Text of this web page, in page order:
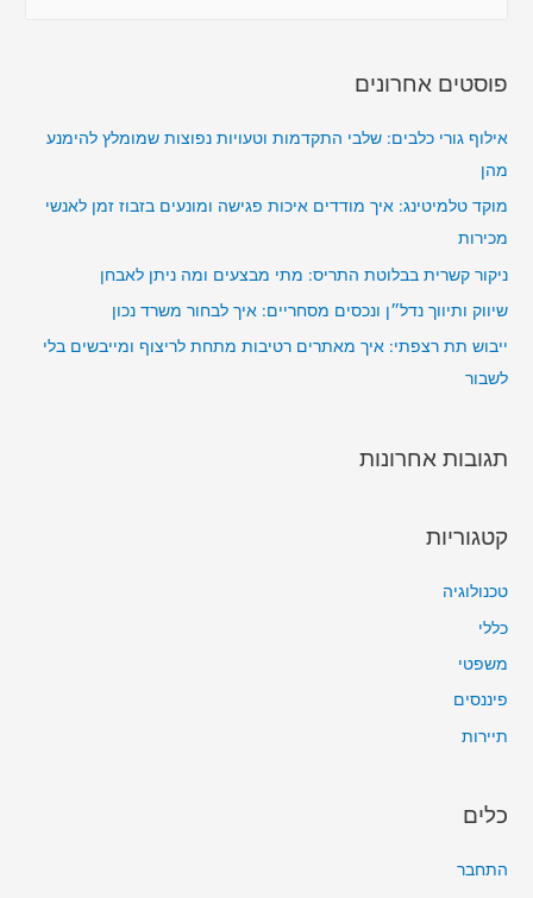
ופרודוקטיביות :
פוסטים אחרונים
אילוף גורי כלבים: שלבי התקדמות וטעויות נפוצות שמומלץ להימנע
מהן
מוקד טלמיטינג: איך מודדים איכות פגישה ומונעים בזבוז זמן לאנשי
מכירות
ניקור קשרית בבלוטת התריס: מתי מבצעים ומה ניתן לאבחן
שיווק ותיווך נדל״ן ונכסים מסחריים: איך לבחור משרד נכון
ייבוש תת רצפתי: איך מאתרים רטיבות מתחת לריצוף ומייבשים בלי
לשבור
תגובות אחרונות
קטגוריות
טכנולוגיה
כללי
משפטי
פיננסים
תיירות
כלים
התחבר